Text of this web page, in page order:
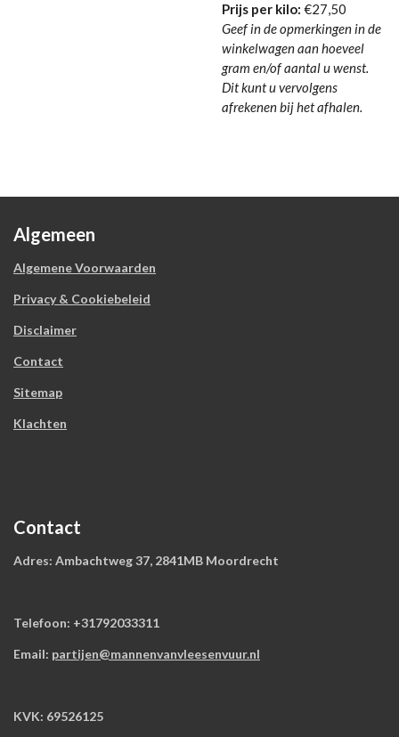
Prijs per kilo: €27,50
Geef in de opmerkingen in de
winkelwagen aan hoeveel
gram en/of aantal u wenst.
Dit kunt u vervolgens
afrekenen bij het afhalen.
Algemeen
Algemene Voorwaarden
Privacy & Cookiebeleid
Disclaimer
Contact
Sitemap
Klachten
Contact
Adres: Ambachtweg 37, 2841MB Moordrecht
Telefoon: +31792033311
Email: partijen@mannenvanvleesenvuur.nl
KVK: 69526125